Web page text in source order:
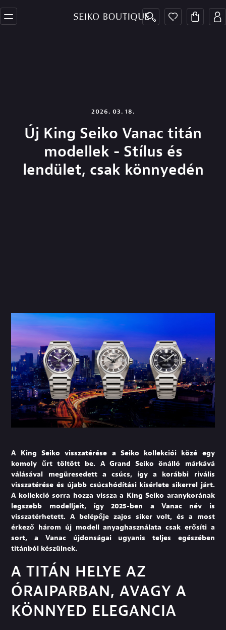
2026. 03. 18.
Új King Seiko Vanac titán
modellek - Stílus és
lendület, csak könnyedén
A King Seiko visszatérése a Seiko kollekciói közé egy
komoly űrt töltött be. A Grand Seiko önálló márkává
válásával megüresedett a csúcs, így a korábbi rivális
visszatérése és újabb csúcshódítási kísérlete sikerrel járt.
A kollekció sorra hozza vissza a King Seiko aranykorának
legszebb modelljeit, így 2025-ben a Vanac név is
visszatérhetett. A belépője zajos siker volt, és a most
érkező három új modell anyaghasználata csak erősíti a
sort, a Vanac újdonságai ugyanis teljes egészében
titánból készülnek.
A TITÁN HELYE AZ
ÓRAIPARBAN, AVAGY A
KÖNNYED ELEGANCIA